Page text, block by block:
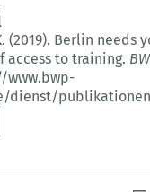
(2019). Berlin needs
access to training.
www.bwp-
dienst/